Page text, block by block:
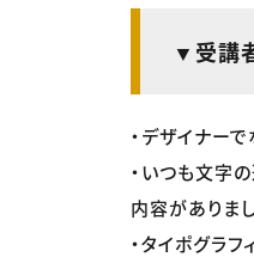
▼受講
・デザイナー
・いつも文字
内容がありまし
・タイポグラ